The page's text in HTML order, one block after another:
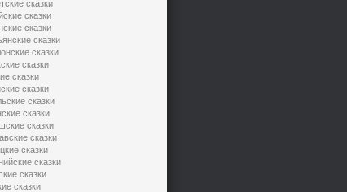
сказки
сказки
сказки
сказки
сказки
сказки
сказки
сказки
сказки
сказки
сказки
сказки
сказки
сказки
сказки
сказки